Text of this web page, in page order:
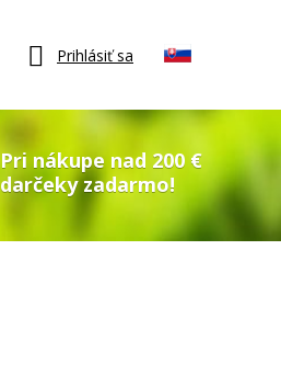
Prihlásiť sa
Pri nákupe nad 200 €
darčeky zadarmo!